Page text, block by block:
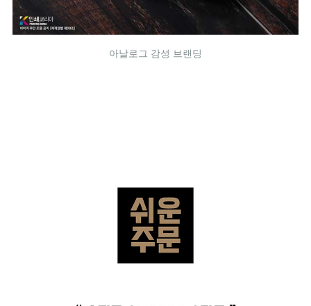
아날로그 감성 브랜딩